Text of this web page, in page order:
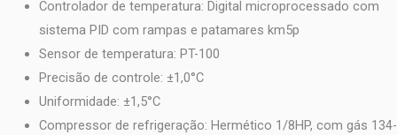
Controlador de temperatura: Digital microprocessado com
sistema PID com rampas e patamares km5p
Sensor de temperatura: PT-100
Precisão de controle: ±1,0°C
Uniformidade: ±1,5°C
Compressor de refrigeração: Hermético 1/8HP, com gás 134-